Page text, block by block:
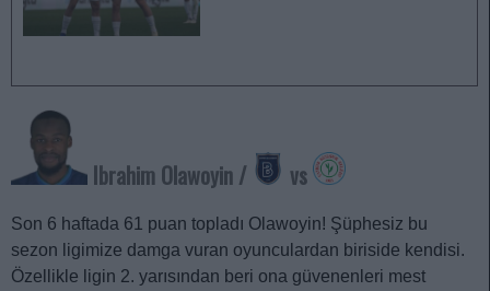
Ibrahim Olawoyin / vs
Son 6 haftada 61 puan topladı Olawoyin! Şüphesiz bu
sezon ligimize damga vuran oyunculardan biriside kendisi.
Özellikle ligin 2. yarısından beri ona güvenenleri mest